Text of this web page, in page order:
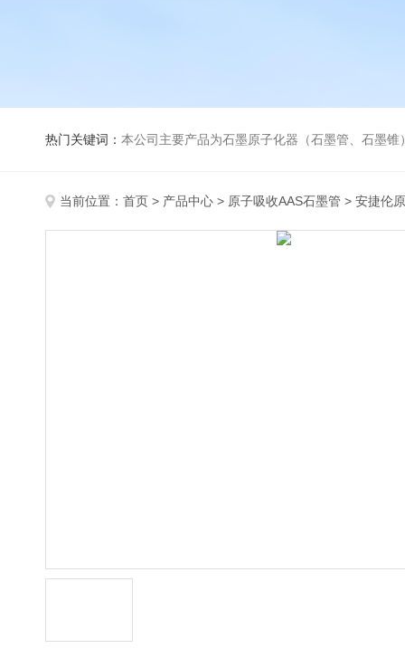
热门关键词： 本公司主要产品为石墨原子化器（石墨管、石墨锥）、元素空心阴极灯、氘灯、空心
当前位置： 首页 > 产品中心 > 原子吸收AAS石墨管 > 安捷伦